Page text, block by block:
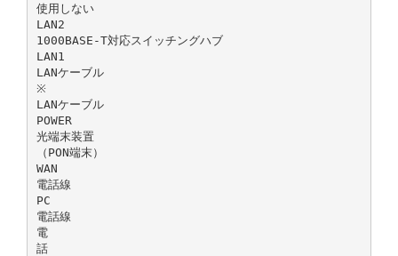
使用しない
LAN2
1000BASE-T対応スイッチングハブ
LAN1
LANケーブル
※
LANケーブル
POWER
光端末装置
（PON端末）
WAN
電話線
PC
電話線
電
話